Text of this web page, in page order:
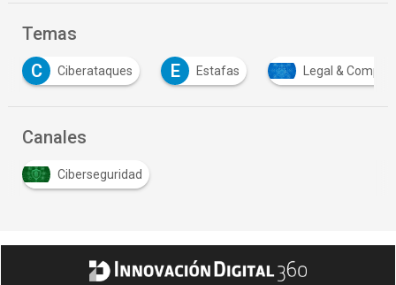
Temas
Ciberataques E Estafas Legal & Compliance
Canales
Ciberseguridad